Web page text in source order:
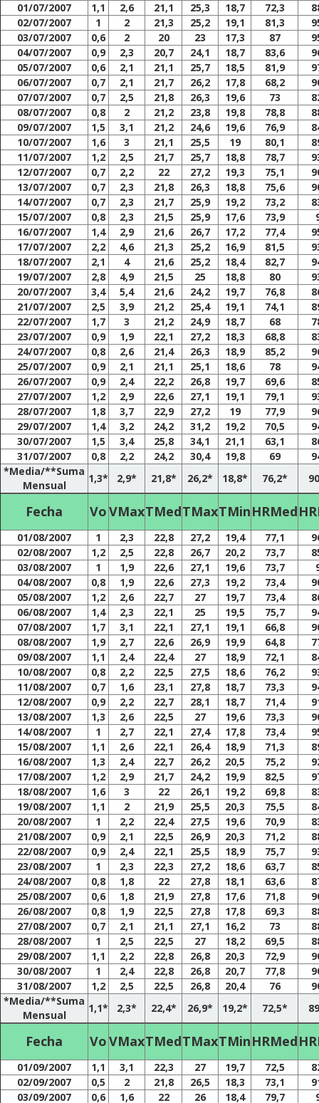
01/07/2007 1,1 2,6 21,1 25,3 18,7 72,3
02/07/2007
1 2 21,3 25,2 19,1 81,3
03/07/2007
0,6 2 20 23 17,3 87
04/07/2007
0,9 2,3 20,7 24,1 18,7 83,6
05/07/2007
0,6 2,1 21,1 25,7 18,5 81,9
06/07/2007
0,7 2,1 21,7 26,2 17,8 68,2
07/07/2007
0,7 2,5 21,8 26,3 19,6 73
08/07/2007
0,8 2 21,2 23,8 19,8 78,8
09/07/2007
1,5 3,1 21,2 24,6 19,6 76,9
10/07/2007
1,6 3 21,1 25,5 19 80,1
11/07/2007
1,2 2,5 21,7 25,7 18,8 78,7
12/07/2007
0,7 2,2 22 27,2 19,3 75,1
13/07/2007
0,7 2,3 21,8 26,3 18,8 75,6
14/07/2007
0,7 2,3 21,7 25,9 19,2 73,2
15/07/2007
0,8 2,3 21,5 25,9 17,6 73,9
16/07/2007
1,4 2,9 21,6 26,7 17,2 77,4
17/07/2007
2,2 4,6 21,3 25,2 16,9 81,5
18/07/2007
2,1 4 21,6 25,2 18,4 82,7
19/07/2007
2,8 4,9 21,5 25 18,8 80
20/07/2007
3,4 5,4 21,6 24,2 19,7 76,8
21/07/2007
2,5 3,9 21,2 25,4 19,1 74,1
22/07/2007
1,7 3 21,2 24,9 18,7 68
23/07/2007
0,9 1,9 22,1 27,2 18,3 68,8
24/07/2007
0,8 2,6 21,4 26,3 18,9 85,2
25/07/2007
0,9 2,1 21,1 25,1 18,6 78
26/07/2007
0,9 2,4 22,2 26,8 19,7 69,6
27/07/2007
1,2 2,9 22,6 27,1 19,1 79,1
28/07/2007
1,8 3,7 22,9 27,2 19 77,9
29/07/2007
1,4 3,2 24,2 31,2 19,2 70,5
30/07/2007
1,5 3,4 25,8 34,1 21,1 63,1
31/07/2007
0,8 2,2 24,2 30,4 19,8 69
*Media/**Suma
Mensual
1,3* 2,9* 21,8* 26,2* 18,8* 76,2*
Fecha VoVMaxTMedTMaxTMinHRMed
01/08/2007 1 2,3 22,8 27,2 19,4 77,1
02/08/2007
1,2 2,5 22,8 26,7 20,2 73,7
03/08/2007
1 1,9 22,6 27,1 19,6 73,7
04/08/2007
0,8 1,9 22,6 27,3 19,2 73,4
05/08/2007
1,2 2,6 22,7 27 19,7 73,4
06/08/2007
1,4 2,3 22,1 25 19,5 75,7
07/08/2007
1,7 3,1 22,1 27,1 19,1 66,8
08/08/2007
1,9 2,7 22,6 26,9 19,9 64,8
09/08/2007
1,1 2,4 22,4 27 18,9 72,1
10/08/2007
0,8 2,2 22,5 27,5 18,6 76,2
11/08/2007
0,7 1,6 23,1 27,8 18,7 73,3
12/08/2007
0,9 2,2 22,7 28,1 18,7 71,4
13/08/2007
1,3 2,6 22,5 27 19,6 73,3
14/08/2007
1 2,7 22,1 27,4 17,8 73,4
15/08/2007
1,1 2,6 22,1 26,4 18,9 71,3
16/08/2007
1,3 2,4 22,7 26,2 20,5 75,2
17/08/2007
1,2 2,9 21,7 24,2 19,9 82,5
18/08/2007
1,6 3 22 26,1 19,2 69,8
19/08/2007
1,1 2 21,9 25,5 20,3 75,5
20/08/2007
1 2,2 22,4 27,5 19,6 70,9
21/08/2007
0,9 2,1 22,5 26,9 20,3 71,2
22/08/2007
0,9 2,4 22,1 25,5 18,9 75,7
23/08/2007
1 2,3 22,3 27,2 18,6 63,7
24/08/2007
0,8 1,8 22 27,8 18,1 63,6
25/08/2007
0,6 1,8 21,9 27,8 17,6 71,8
26/08/2007
0,8 1,9 22,5 27,8 17,8 69,3
27/08/2007
0,7 2,1 21,1 27,1 16,2 73
28/08/2007
1 2,5 22,5 27 18,2 69,5
29/08/2007
1,1 2,2 22,8 26,8 20,3 72,9
30/08/2007
1 2,4 22,8 26,8 20,7 77,8
31/08/2007
1,2 2,5 22,5 26,8 20,4 76
*Media/**Suma
Mensual
1,1* 2,3* 22,4* 26,9* 19,2* 72,5*
Fecha VoVMaxTMedTMaxTMinHRMed
01/09/2007 1,1 3,1 22,3 27 19,7 72,5
02/09/2007
0,5 2 21,8 26,5 18,3 73,1
03/09/2007
0,6 1,6 22 26 18,4 79,7